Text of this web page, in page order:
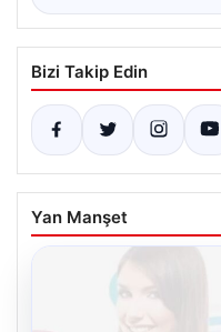
Bizi Takip Edin
Yan Manşet